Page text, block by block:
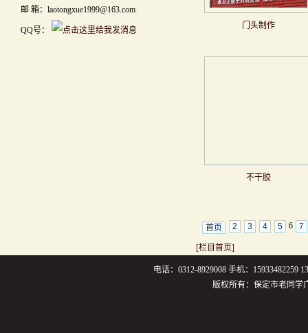
邮 箱：laotongxue1999@163.com
QQ号： 门头制作
不干胶
首页 2 3 4 5 6 7
[栏目首页]
电话：0312-8929008 手机：15933482259
版权所有：保定市老同学